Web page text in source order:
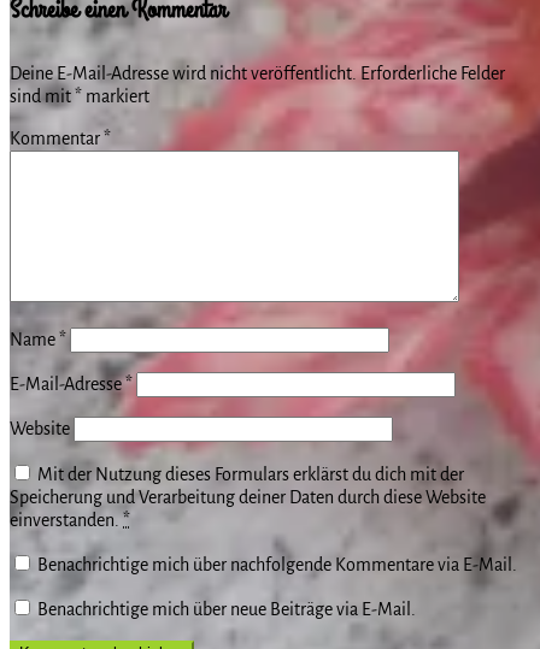
Schreibe einen Kommentar
Deine E-Mail-Adresse wird nicht veröffentlicht. Erforderliche Felder
sind mit* markiert
Kommentar*
Name*
E-Mail-Adresse*
Website
Mit der Nutzung dieses Formulars erklärst du dich mit der
Speicherung und Verarbeitung deiner Daten durch diese Website
einverstanden. *
Benachrichtige mich über nachfolgende Kommentare via E-Mail.
Benachrichtige mich über neue Beiträge via E-Mail.